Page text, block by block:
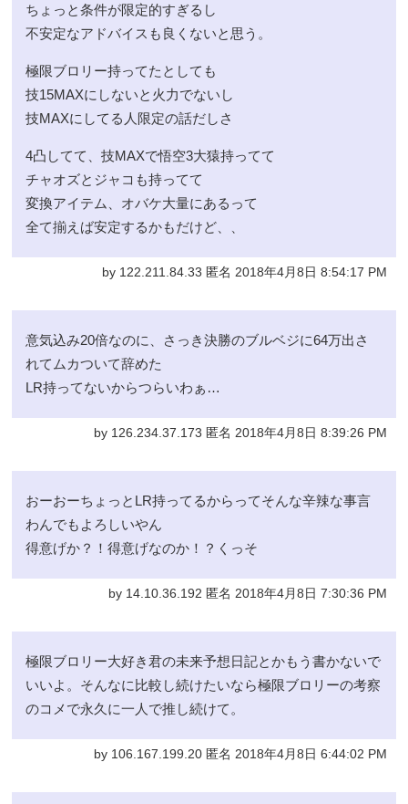
ちょっと条件が限定的すぎるし
不安定なアドバイスも良くないと思う。
極限ブロリー持ってたとしても
技15MAXにしないと火力でないし
技MAXにしてる人限定の話だしさ
4凸してて、技MAXで悟空3大猿持ってて
チャオズとジャコも持ってて
変換アイテム、オバケ大量にあるって
全て揃えば安定するかもだけど、、
by 122.211.84.33 匿名 2018年4月8日 8:54:17 PM
意気込み20倍なのに、さっき決勝のブルベジに64万出さ
れてムカついて辞めた
LR持ってないからつらいわぁ…
by 126.234.37.173 匿名 2018年4月8日 8:39:26 PM
おーおーちょっとLR持ってるからってそんな辛辣な事言
わんでもよろしいやん
得意げか？！得意げなのか！？くっそ
by 14.10.36.192 匿名 2018年4月8日 7:30:36 PM
極限ブロリー大好き君の未来予想日記とかもう書かないで
いいよ。そんなに比較し続けたいなら極限ブロリーの考察
のコメで永久に一人で推し続けて。
by 106.167.199.20 匿名 2018年4月8日 6:44:02 PM